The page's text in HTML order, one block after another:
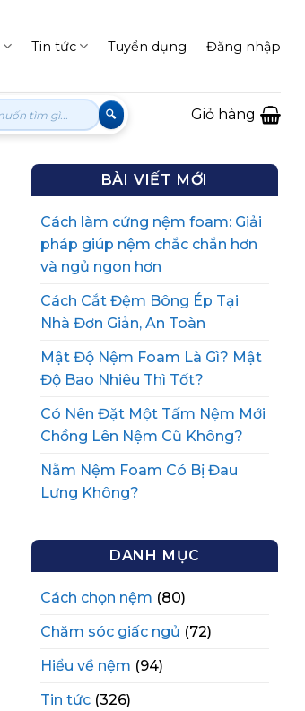
Tin tức Tuyển dụng Đăng nhập
Giỏ hàng
BÀI VIẾT MỚI
Cách làm cứng nệm foam: Giải
pháp giúp nệm chắc chắn hơn
và ngủ ngon hơn
Cách Cắt Đệm Bông Ép Tại
Nhà Đơn Giản, An Toàn
Mật Độ Nệm Foam Là Gì? Mật
Độ Bao Nhiêu Thì Tốt?
Có Nên Đặt Một Tấm Nệm Mới
Chồng Lên Nệm Cũ Không?
Nằm Nệm Foam Có Bị Đau
Lưng Không?
DANH MỤC
Cách chọn nệm (80)
Chăm sóc giấc ngủ (72)
Hiểu về nệm (94)
Tin tức (326)